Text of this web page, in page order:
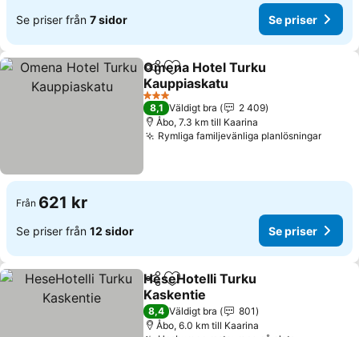
Se priser från 7 sidor Se priser
Dela Lägg till i Mina Favoriter
Omena Hotel Turku
Kauppiaskatu
Se priser
3 Stjärnor
8,1 Väldigt bra
2 409
Åbo, 7.3 km till Kaarina
Rymliga familjevänliga planlösningarSe
Från 621 kr
Se priser från 12 sidor Se priser
Dela Lägg till i Mina Favoriter
HeseHotelli Turku
Kaskentie
Se priser
8,4 Väldigt bra
801
Åbo, 6.0 km till Kaarina